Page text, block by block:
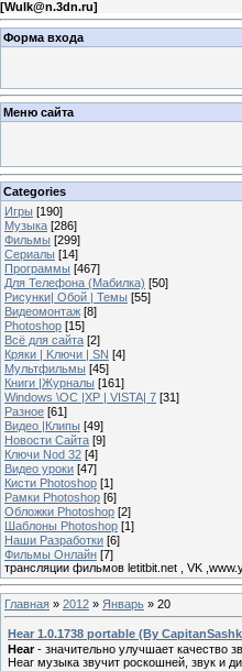
[Wulk@n.3dn.ru]
Форма входа
Меню сайта
Categories
Игры [190]
Музыка [286]
Фильмы [299]
Сериалы [14]
Программы [467]
Для Телефона (Мабилка) [50]
Рисунки| Обой | Темы [55]
Видеомонтаж [8]
Photoshop [15]
Всё для сайта [2]
Кряки | Kлючи | SN [4]
Мультфильмы [45]
Книги |Журналы [161]
Windows \OC |XP | VISTA| 7 [31]
Разное [61]
Видео |Клипы [49]
Новости Сайта [9]
Ключи Nod 32 [4]
Видео уроки [47]
Кисти Photoshop [1]
Рамки Photoshop [6]
Обложки Photoshop [2]
Шаблоны Photoshop [1]
Наши Разработки [6]
Фильмы Онлайн [7]
трансляции фильмов letitbit.net , VK
Главная » 2012 » Январь » 20
Hear 1.0.1738 portable (By
Hear- значительно улучшает качество
Hear музыка звучит роскошней, звук и